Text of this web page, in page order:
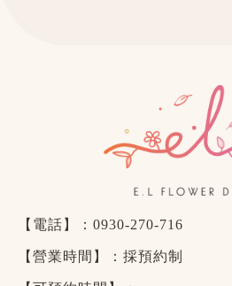
【電話】： 0930-270-716
【營業時間】：採預約制